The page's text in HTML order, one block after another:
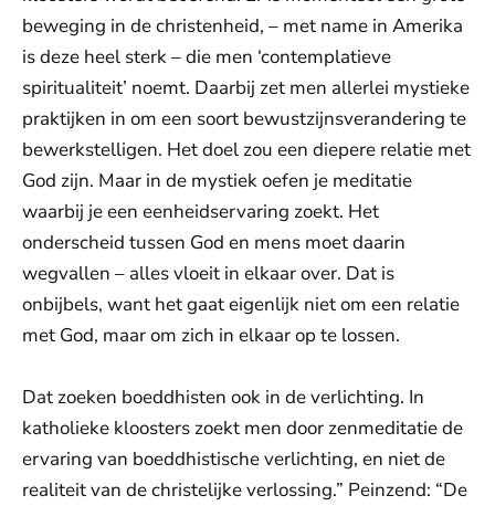
beweging in de christenheid, – met name in Amerika
is deze heel sterk – die men ‘contemplatieve
spiritualiteit’ noemt. Daarbij zet men allerlei mystieke
praktijken in om een soort bewustzijnsverandering te
bewerkstelligen. Het doel zou een diepere relatie met
God zijn. Maar in de mystiek oefen je meditatie
waarbij je een eenheidservaring zoekt. Het
onderscheid tussen God en mens moet daarin
wegvallen – alles vloeit in elkaar over. Dat is
onbijbels, want het gaat eigenlijk niet om een relatie
met God, maar om zich in elkaar op te lossen.
Dat zoeken boeddhisten ook in de verlichting. In
katholieke kloosters zoekt men door zenmeditatie de
ervaring van boeddhistische verlichting, en niet de
realiteit van de christelijke verlossing.” Peinzend: “De